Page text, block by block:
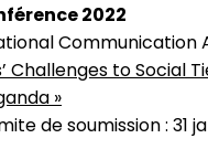
2022
Communication
Challenges to Social
»
de soumission : 31